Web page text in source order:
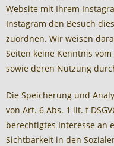
Website mit Ihrem
Instagram den Besuch
zuordnen. Wir weisen
Seiten keine Kenntnis
sowie deren Nutzung
Die Speicherung und
von Art. 6 Abs. 1 lit. f
berechtigtes Interesse an
Sichtbarkeit in den